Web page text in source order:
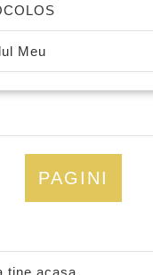
Meu
PAGINI
tine acasa